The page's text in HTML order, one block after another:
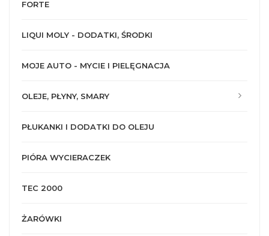
FORTE
LIQUI MOLY - DODATKI, ŚRODKI
MOJE AUTO - MYCIE I PIELĘGNACJA
OLEJE, PŁYNY, SMARY
PŁUKANKI I DODATKI DO OLEJU
PIÓRA WYCIERACZEK
TEC 2000
ŻARÓWKI